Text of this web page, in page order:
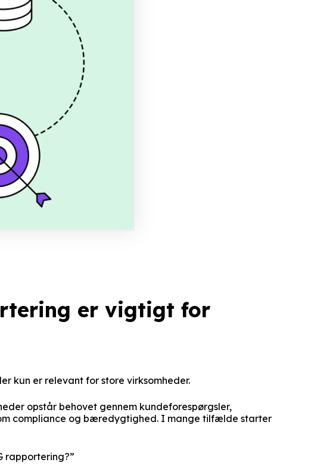
er vigtigt for
kun er relevant for store virksomheder.
opstår behovet gennem kundeforespørgsler,
compliance og bæredygtighed. I mange tilfælde starter
rapportering?”